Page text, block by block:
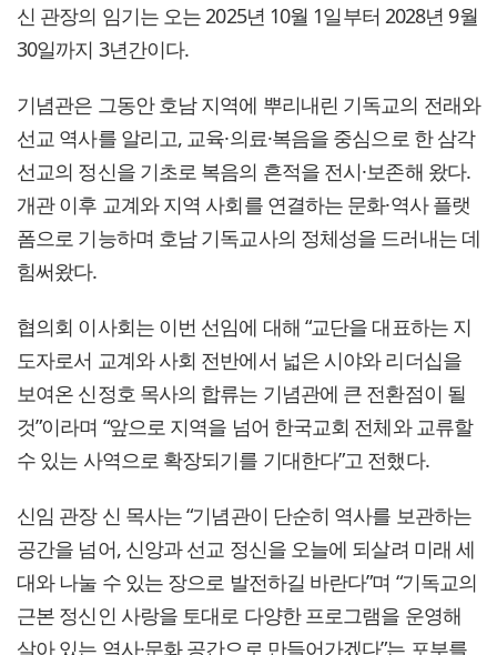
신 관장의 임기는 오는 2025년 10월 1일부터 2028년 9월
30일까지 3년간이다.
기념관은 그동안 호남 지역에 뿌리내린 기독교의 전래와
선교 역사를 알리고, 교육·의료·복음을 중심으로 한 삼각
선교의 정신을 기초로 복음의 흔적을 전시·보존해 왔다.
개관 이후 교계와 지역 사회를 연결하는 문화·역사 플랫
폼으로 기능하며 호남 기독교사의 정체성을 드러내는 데
힘써왔다.
협의회 이사회는 이번 선임에 대해 “교단을 대표하는 지
도자로서 교계와 사회 전반에서 넓은 시야와 리더십을
보여온 신정호 목사의 합류는 기념관에 큰 전환점이 될
것”이라며 “앞으로 지역을 넘어 한국교회 전체와 교류할
수 있는 사역으로 확장되기를 기대한다”고 전했다.
신임 관장 신 목사는 “기념관이 단순히 역사를 보관하는
공간을 넘어, 신앙과 선교 정신을 오늘에 되살려 미래 세
대와 나눌 수 있는 장으로 발전하길 바란다”며 “기독교의
근본 정신인 사랑을 토대로 다양한 프로그램을 운영해
살아 있는 역사·문화 공간으로 만들어가겠다”는 포부를